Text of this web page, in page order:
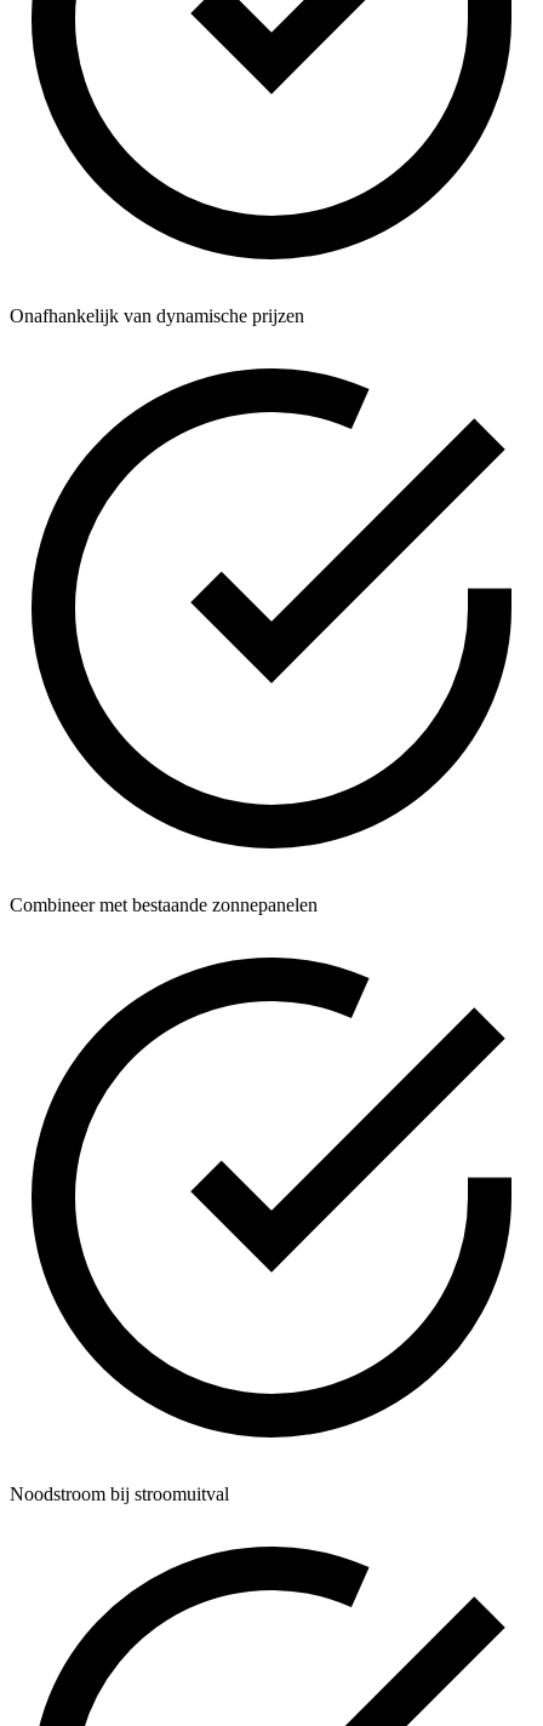
Onafhankelijk van dynamische prijzen
Combineer met bestaande zonnepanelen
Noodstroom bij stroomuitval